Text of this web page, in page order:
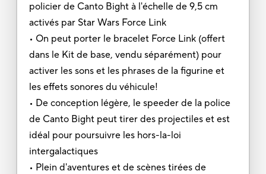
policier de Canto Bight à l'échelle de 9,5 cm
activés par Star Wars Force Link
• On peut porter le bracelet Force Link (offert
dans le Kit de base, vendu séparément) pour
activer les sons et les phrases de la figurine et
les effets sonores du véhicule!
• De conception légère, le speeder de la police
de Canto Bight peut tirer des projectiles et est
idéal pour poursuivre les hors-la-loi
intergalactiques
• Plein d'aventures et de scènes tirées de